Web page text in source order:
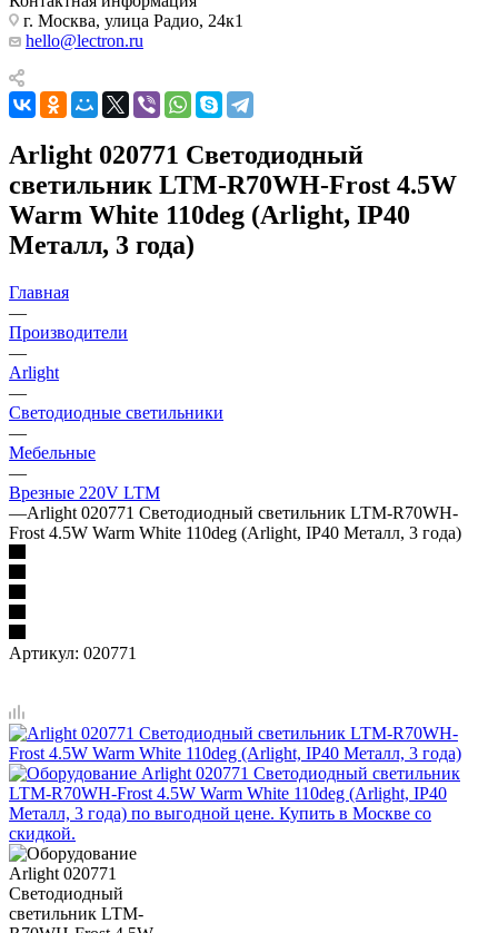
г. Москва, улица Радио, 24к1
hello@lectron.ru
Arlight 020771 Светодиодный
светильник LTM-R70WH-Frost 4.5W
Warm White 110deg (Arlight, IP40
Металл, 3 года)
Главная
—
Производители
—
Arlight
—
Светодиодные светильники
—
Мебельные
—
Врезные 220V LTM
—Arlight 020771 Светодиодный светильник LTM-R70WH-
Frost 4.5W Warm White 110deg (Arlight, IP40 Металл, 3 года)
Артикул: 020771